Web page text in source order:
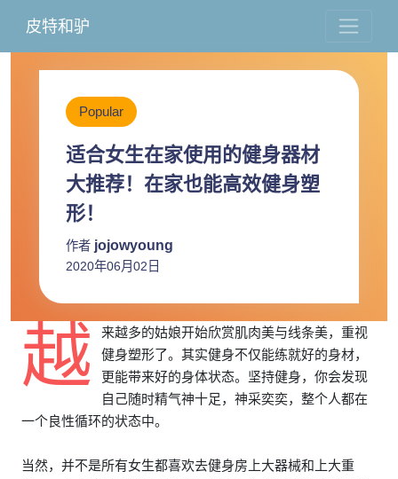
皮特和驴
Popular
适合女生在家使用的健身器材
大推荐！在家也能高效健身塑
形！
作者 jojowyoung
2020年06月02日
越
来越多的姑娘开始欣赏肌肉美与线条美，重视
健身塑形了。其实健身不仅能练就好的身材，
更能带来好的身体状态。坚持健身，你会发现
自己随时精气神十足，神采奕奕，整个人都在
一个良性循环的状态中。
当然，并不是所有女生都喜欢去健身房上大器械和上大重